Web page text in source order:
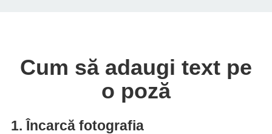
Cum să adaugi text pe
o poză
1. Încarcă fotografia